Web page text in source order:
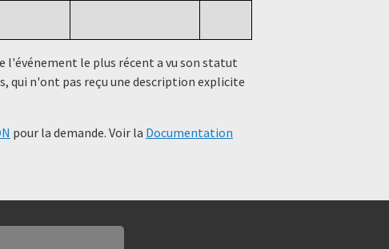
l'événement le plus récent a vu son statut
qui n'ont pas reçu une description explicite
pour la demande. Voir la Documentation